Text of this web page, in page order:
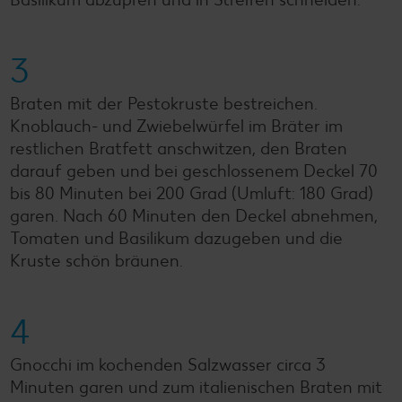
3
Braten mit der Pestokruste bestreichen.
Knoblauch- und Zwiebelwürfel im Bräter im
restlichen Bratfett anschwitzen, den Braten
darauf geben und bei geschlossenem Deckel 70
bis 80 Minuten bei 200 Grad (Umluft: 180 Grad)
garen. Nach 60 Minuten den Deckel abnehmen,
Tomaten und Basilikum dazugeben und die
Kruste schön bräunen.
4
Gnocchi im kochenden Salzwasser circa 3
Minuten garen und zum italienischen Braten mit